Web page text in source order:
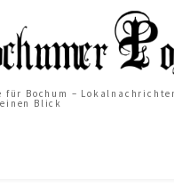
Bochum –
Blick